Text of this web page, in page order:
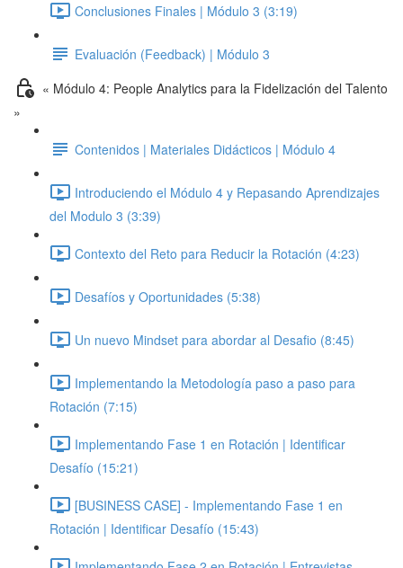
Conclusiones Finales | Módulo 3 (3:19)
Evaluación (Feedback) | Módulo 3
« Módulo 4: People Analytics para la Fidelización del Talento
»
Contenidos | Materiales Didácticos | Módulo 4
Introduciendo el Módulo 4 y Repasando Aprendizajes
del Modulo 3 (3:39)
Contexto del Reto para Reducir la Rotación (4:23)
Desafíos y Oportunidades (5:38)
Un nuevo Mindset para abordar al Desafio (8:45)
Implementando la Metodología paso a paso para
Rotación (7:15)
Implementando Fase 1 en Rotación | Identificar
Desafío (15:21)
[BUSINESS CASE] - Implementando Fase 1 en
Rotación | Identificar Desafío (15:43)